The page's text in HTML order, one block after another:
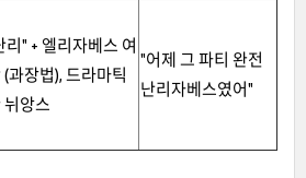
리" + 엘리자베스 여
(과장법), 드라마틱
뉘앙스
"어제 그 파티 완전
난리자베스였어"